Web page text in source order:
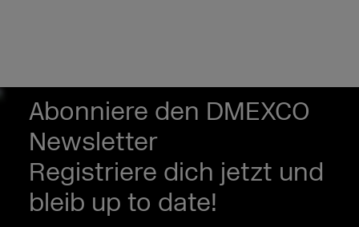
Abonniere den DMEXCO
Newsletter
Registriere dich jetzt und
bleib up to date!